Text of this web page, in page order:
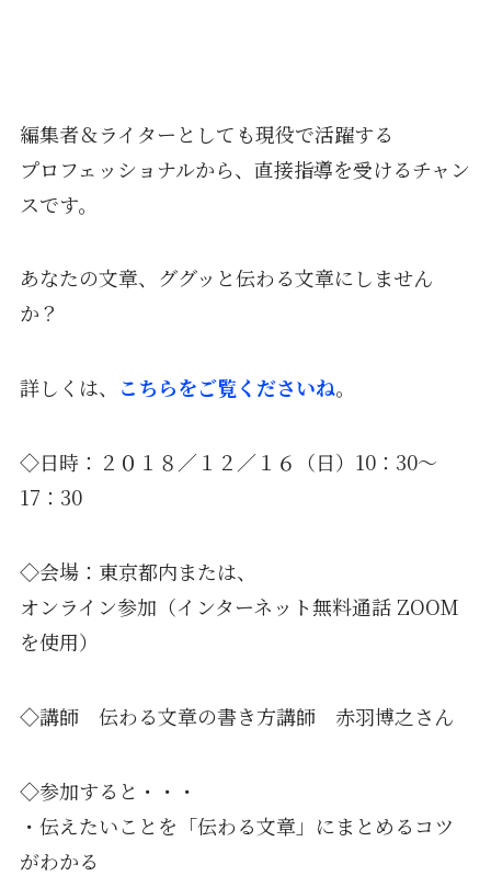
編集者＆ライターとしても現役で活躍する
プロフェッショナルから、直接指導を受けるチャン
スです。
あなたの文章、ググッと伝わる文章にしません
か？
詳しくは、 こちらをご覧くださいね。
◇日時：２０１８／１２／１６（日）10：30〜
17：30
◇会場：東京都内または、
オンライン参加（インターネット無料通話 ZOOM
を使用）
◇講師 伝わる文章の書き方講師 赤羽博之さん
◇参加すると・・・
・伝えたいことを「伝わる文章」にまとめるコツ
がわかる